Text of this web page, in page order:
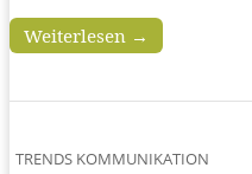
Weiterlesen →
TRENDS KOMMUNIKATION